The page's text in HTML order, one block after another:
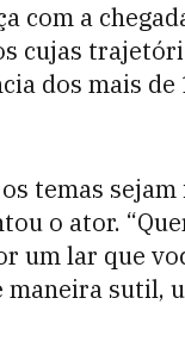
com a
cujas
dos mais
temas
o ator.
um lar que
maneira